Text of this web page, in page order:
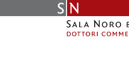
to